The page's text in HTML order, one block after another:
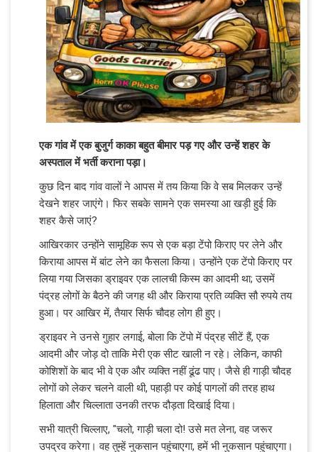
एक गांव में एक बुजुर्ग काका बहुत बीमार पड़ गए और उन्हें शहर के
अस्पताल में भर्ती कराना पड़ा।
कुछ दिन बाद गांव वालों ने आपस में तय किया कि वे सब मिलकर उन्हें
देखने शहर जाएंगे। फिर सबके सामने एक समस्या आ खड़ी हुई कि
शहर कैसे जाएं?
आखिरकार उन्होंने सामूहिक रूप से एक बड़ा टेंपो किराए पर लेने और
किराया आपस में बांट लेने का फैसला किया। उन्होंने एक टेंपो किराए पर
लिया गया जिसका ड्राइवर एक लालची किस्म का आदमी था; उसमें
पंद्रह लोगों के बैठने की जगह थी और किराया प्रति व्यक्ति सौ रुपये तय
हुआ। पर आखिर में, तैयार सिर्फ चौदह लोग ही हुए।
ड्राइवर ने उनसे गुहार लगाई, बोला कि टेंपो में पंद्रह सीटें हैं, एक
आदमी और जोड़ दो ताकि मेरी एक सीट खाली न रहे। लेकिन, काफी
कोशिशों के बाद भी वे एक और व्यक्ति नहीं ढूंढ पाए। जैसे ही गाड़ी चौदह
लोगों को लेकर चलने वाली थी, पहाड़ी पर कोई पागलों की तरह हाथ
हिलाता और चिल्लाता उनकी तरफ दौड़ता दिखाई दिया।
सभी यात्री चिल्लाए, "चलो, गाड़ी चला दो! उसे मत लेना, वह जरूर
उपद्रव करेगा। वह तुम्हें नुकसान पहुंचाएगा, हमें भी नुकसान पहुंचाएगा।